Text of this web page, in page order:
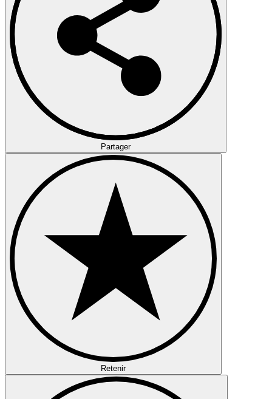
Partager
Retenir